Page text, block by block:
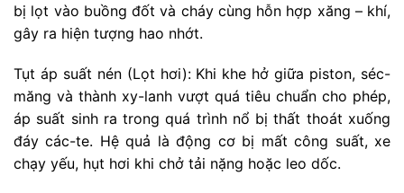
bị lọt vào buồng đốt và cháy cùng hỗn hợp xăng – khí,
gây ra hiện tượng hao nhớt.
Tụt áp suất nén (Lọt hơi): Khi khe hở giữa piston, séc-
măng và thành xy-lanh vượt quá tiêu chuẩn cho phép,
áp suất sinh ra trong quá trình nổ bị thất thoát xuống
đáy các-te. Hệ quả là động cơ bị mất công suất, xe
chạy yếu, hụt hơi khi chở tải nặng hoặc leo dốc.